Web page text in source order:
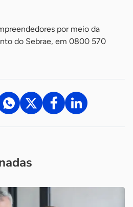
por meio da
do Sebrae, em 0800 570